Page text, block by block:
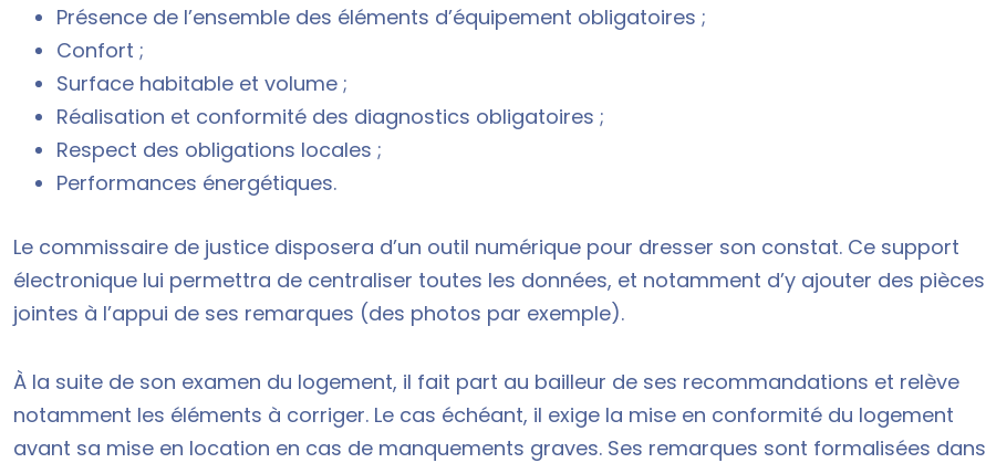
Présence de l’ensemble des éléments d’équipement obligatoires ;
Confort ;
Surface habitable et volume ;
Réalisation et conformité des diagnostics obligatoires ;
Respect des obligations locales ;
Performances énergétiques.
Le commissaire de justice disposera d’un outil numérique pour dresser son constat. Ce support
électronique lui permettra de centraliser toutes les données, et notamment d’y ajouter des pièces
jointes à l’appui de ses remarques (des photos par exemple).
À la suite de son examen du logement, il fait part au bailleur de ses recommandations et relève
notamment les éléments à corriger. Le cas échéant, il exige la mise en conformité du logement
avant sa mise en location en cas de manquements graves. Ses remarques sont formalisées dans